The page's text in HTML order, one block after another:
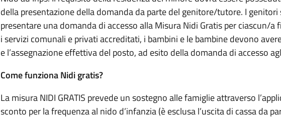
della presentazione della domanda da parte del genitore/tutore. I
presentare una domanda di accesso alla Misura Nidi Gratis per ciascun/
i servizi comunali e privati accreditati, i bambini e le bambine devono
e l’assegnazione effettiva del posto, ad esito della domanda di accesso
Come funziona Nidi gratis?
La misura NIDI GRATIS prevede un sostegno alle famiglie attraverso
sconto per la frequenza al nido d’infanzia (è esclusa l’uscita di cassa da